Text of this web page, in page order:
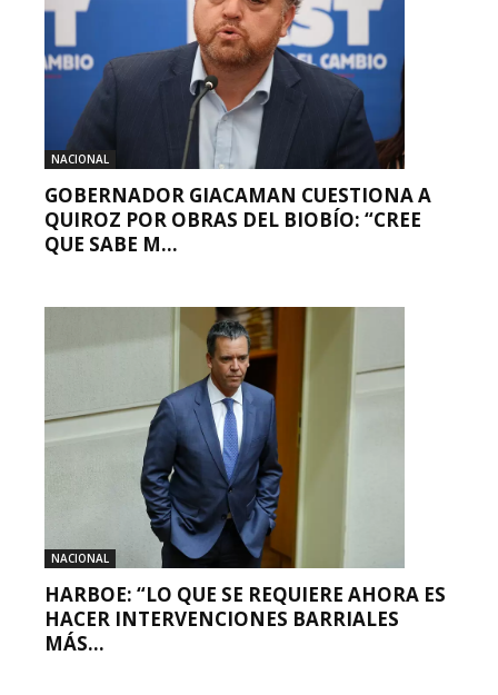
NACIONAL
GOBERNADOR GIACAMAN CUESTIONA A
QUIROZ POR OBRAS DEL BIOBÍO: “CREE
QUE SABE M...
NACIONAL
HARBOE: “LO QUE SE REQUIERE AHORA ES
HACER INTERVENCIONES BARRIALES
MÁS...